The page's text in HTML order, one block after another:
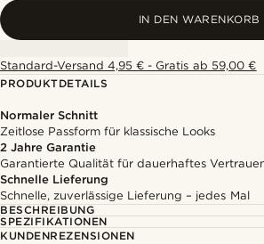
IN DEN WARENKORB
Standard-Versand 4,95 € - Gratis ab 59,00 €
PRODUKTDETAILS
Normaler Schnitt
Zeitlose Passform für klassische Looks
2 Jahre Garantie
Garantierte Qualität für dauerhaftes
Schnelle Lieferung
Schnelle, zuverlässige Lieferung – jedes Mal
BESCHREIBUNG
SPEZIFIKATIONEN
KUNDENREZENSIONEN